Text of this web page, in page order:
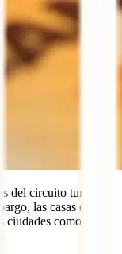
del circuito turístico
las casas de
ciudades como